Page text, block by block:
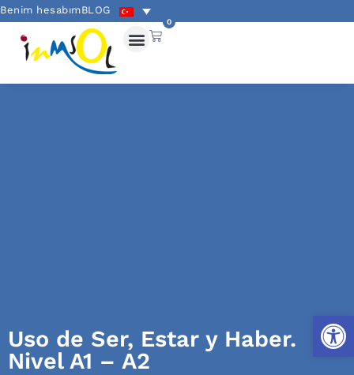
Benim hesabımBLOG
0
Uso de Ser, Estar y Haber.
Nivel A1 – A2